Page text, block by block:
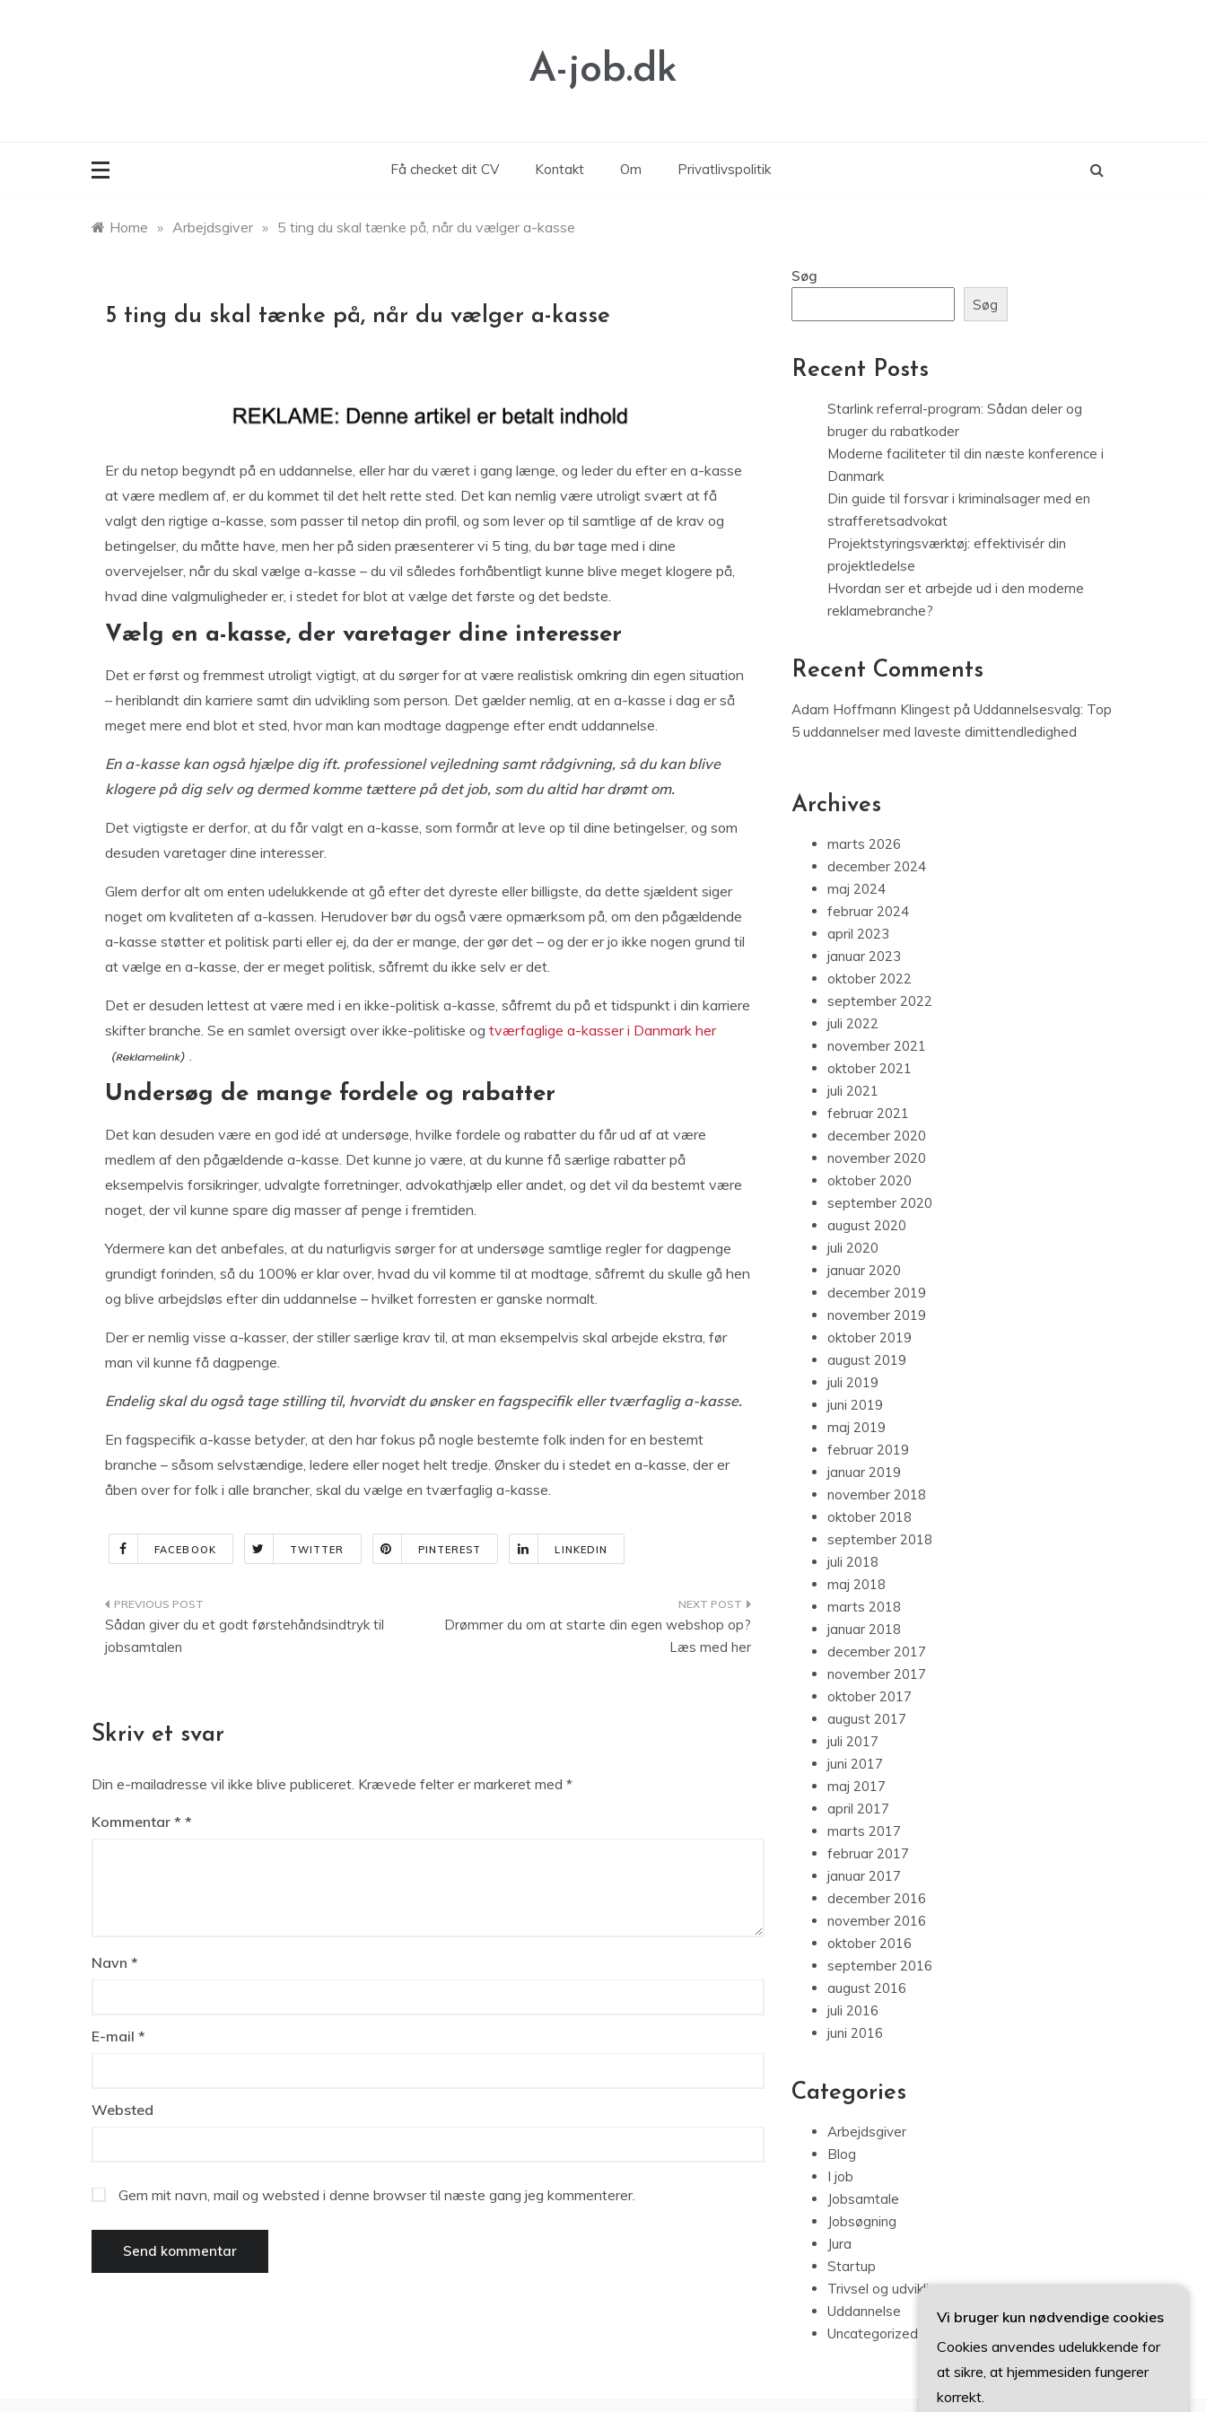
A-job.dk
Få checket dit CV Kontakt Om Privatlivspolitik
Home » Arbejdsgiver » 5 ting du skal tænke på, når du vælger a-kasse
5 ting du skal tænke på, når du vælger a-kasse
Er du netop begyndt på en uddannelse, eller har du været i gang længe, og leder du efter en a-kasse
at være medlem af, er du kommet til det helt rette sted. Det kan nemlig være utroligt svært at få
valgt den rigtige a-kasse, som passer til netop din profil, og som lever op til samtlige af de krav og
betingelser, du måtte have, men her på siden præsenterer vi 5 ting, du bør tage med i dine
overvejelser, når du skal vælge a-kasse – du vil således forhåbentligt kunne blive meget klogere på,
hvad dine valgmuligheder er, i stedet for blot at vælge det første og det bedste.
Vælg en a-kasse, der varetager dine interesser
Det er først og fremmest utroligt vigtigt, at du sørger for at være realistisk omkring din egen situation
– heriblandt din karriere samt din udvikling som person. Det gælder nemlig, at en a-kasse i dag er så
meget mere end blot et sted, hvor man kan modtage dagpenge efter endt uddannelse.
En a-kasse kan også hjælpe dig ift. professionel vejledning samt rådgivning, så du kan blive
klogere på dig selv og dermed komme tættere på det job, som du altid har drømt om.
Det vigtigste er derfor, at du får valgt en a-kasse, som formår at leve op til dine betingelser, og som
desuden varetager dine interesser.
Glem derfor alt om enten udelukkende at gå efter det dyreste eller billigste, da dette sjældent siger
noget om kvaliteten af a-kassen. Herudover bør du også være opmærksom på, om den pågældende
a-kasse støtter et politisk parti eller ej, da der er mange, der gør det – og der er jo ikke nogen grund til
at vælge en a-kasse, der er meget politisk, såfremt du ikke selv er det.
Det er desuden lettest at være med i en ikke-politisk a-kasse, såfremt du på et tidspunkt i din karriere
skifter branche. Se en samlet oversigt over ikke-politiske og tværfaglige a-kasser i Danmark her
.
Undersøg de mange fordele og rabatter
Det kan desuden være en god idé at undersøge, hvilke fordele og rabatter du får ud af at være
medlem af den pågældende a-kasse. Det kunne jo være, at du kunne få særlige rabatter på
eksempelvis forsikringer, udvalgte forretninger, advokathjælp eller andet, og det vil da bestemt være
noget, der vil kunne spare dig masser af penge i fremtiden.
Ydermere kan det anbefales, at du naturligvis sørger for at undersøge samtlige regler for dagpenge
grundigt forinden, så du 100% er klar over, hvad du vil komme til at modtage, såfremt du skulle gå hen
og blive arbejdsløs efter din uddannelse – hvilket forresten er ganske normalt.
Der er nemlig visse a-kasser, der stiller særlige krav til, at man eksempelvis skal arbejde ekstra, før
man vil kunne få dagpenge.
Endelig skal du også tage stilling til, hvorvidt du ønsker en fagspecifik eller tværfaglig a-kasse.
En fagspecifik a-kasse betyder, at den har fokus på nogle bestemte folk inden for en bestemt
branche – såsom selvstændige, ledere eller noget helt tredje. Ønsker du i stedet en a-kasse, der er
åben over for folk i alle brancher, skal du vælge en tværfaglig a-kasse.
FACEBOOK TWITTER PINTEREST LINKEDIN
Indlægsnavigation
Sådan giver du et godt førstehåndsindtryk til
jobsamtalen
Drømmer du om at starte din egen webshop op?
Læs med her
Skriv et svar
Din e-mailadresse vil ikke blive publiceret. Krævede felter er markeret med *
Kommentar *
Navn *
E-mail *
Websted
Gem mit navn, mail og websted i denne browser til næste gang jeg kommenterer.
Søg
Søg
Recent Posts
Starlink referral-program: Sådan deler og
bruger du rabatkoder
Moderne faciliteter til din næste konference i
Danmark
Din guide til forsvar i kriminalsager med en
strafferetsadvokat
Projektstyringsværktøj: effektivisér din
projektledelse
Hvordan ser et arbejde ud i den moderne
reklamebranche?
Recent Comments
Adam Hoffmann Klingest på Uddannelsesvalg: Top
5 uddannelser med laveste dimittendledighed
Archives
marts 2026
december 2024
maj 2024
februar 2024
april 2023
januar 2023
oktober 2022
september 2022
juli 2022
november 2021
oktober 2021
juli 2021
februar 2021
december 2020
november 2020
oktober 2020
september 2020
august 2020
juli 2020
januar 2020
december 2019
november 2019
oktober 2019
august 2019
juli 2019
juni 2019
maj 2019
februar 2019
januar 2019
november 2018
oktober 2018
september 2018
juli 2018
maj 2018
marts 2018
januar 2018
december 2017
november 2017
oktober 2017
august 2017
juli 2017
juni 2017
maj 2017
april 2017
marts 2017
februar 2017
januar 2017
december 2016
november 2016
oktober 2016
september 2016
august 2016
juli 2016
juni 2016
Categories
Arbejdsgiver
Blog
I job
Jobsamtale
Jobsøgning
Jura
Startup
Trivsel og udvikling
Uddannelse
Uncategorized
Vi bruger kun nødvendige cookies
Cookies anvendes udelukkende for
at sikre, at hjemmesiden fungerer
korrekt.